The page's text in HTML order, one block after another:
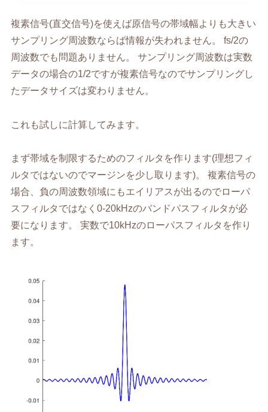
複素信号(直交信号)を使えば原信号の帯域幅よりも大きい
サンプリング周波数ならば情報が失われません。 fs/2の
周波数でも問題ありません。 サンプリング周波数は実数
データの場合の1/2ですが複素信号なのでサンプリングし
たデータサイズは変わりません。
これも試しに計算してみます。
まず帯域を制限するためのフィルタを作ります(理想フィ
ルタではないのでマージンを少し取ります)。 複素信号の
場合、負の周波数領域にもエイリアスが出るのでローパ
スフィルタではなく0-20kHzのバンドパスフィルタが必
要になります。 実数で10kHzのローパスフィルタを作り
ます。